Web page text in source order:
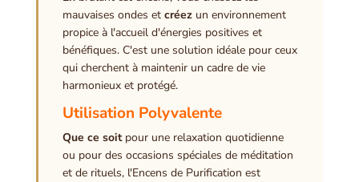
mauvaises ondes etcréezun environnement
propice à l'accueil d'énergies positives et
bénéfiques. C'est une solution idéale pour ceux
qui cherchent à maintenir un cadre de vie
harmonieux et protégé.
Utilisation Polyvalente
Que ce soitpour une relaxation quotidienne
ou pour des occasions spéciales de méditation
et de rituels, l'Encens de Purification est